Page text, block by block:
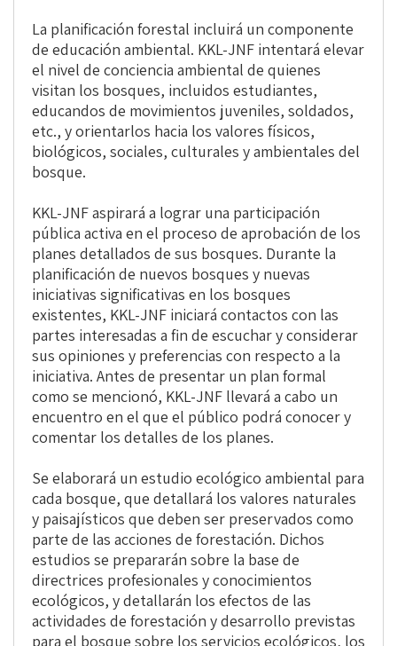
La planificación forestal incluirá un componente
de educación ambiental. KKL-JNF intentará elevar
el nivel de conciencia ambiental de quienes
visitan los bosques, incluidos estudiantes,
educandos de movimientos juveniles, soldados,
etc., y orientarlos hacia los valores físicos,
biológicos, sociales, culturales y ambientales del
bosque.
KKL-JNF aspirará a lograr una participación
pública activa en el proceso de aprobación de los
planes detallados de sus bosques. Durante la
planificación de nuevos bosques y nuevas
iniciativas significativas en los bosques
existentes, KKL-JNF iniciará contactos con las
partes interesadas a fin de escuchar y considerar
sus opiniones y preferencias con respecto a la
iniciativa. Antes de presentar un plan formal
como se mencionó, KKL-JNF llevará a cabo un
encuentro en el que el público podrá conocer y
comentar los detalles de los planes.
Se elaborará un estudio ecológico ambiental para
cada bosque, que detallará los valores naturales
y paisajísticos que deben ser preservados como
parte de las acciones de forestación. Dichos
estudios se prepararán sobre la base de
directrices profesionales y conocimientos
ecológicos, y detallarán los efectos de las
actividades de forestación y desarrollo previstas
para el bosque sobre los servicios ecológicos, los